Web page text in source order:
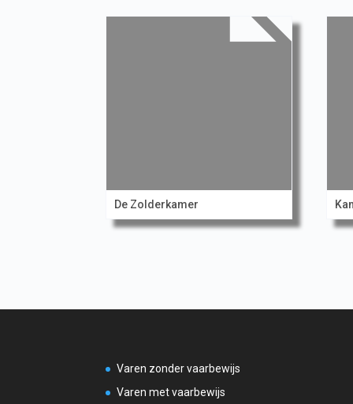
De Zolderkamer
Varen zonder vaarbewijs
Varen met vaarbewijs